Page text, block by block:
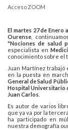
Acceso ZOOM
El martes 27 de Enero
Ourense ,
"Nociones de salud
especialista en
conocimiento sobre el
Juan Martínez
en la puesta en
General de Salud
Hospital Universitario
Juan Carlos
Es autor de varios
que ya va por la
ha participado en
nuestra demografía